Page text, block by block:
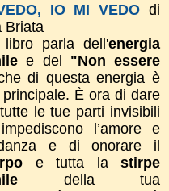
IO MI VEDO di
Briata
libro parla dell'energia
e del "Non essere
di questa energia è
È ora di dare
le tue parti invisibili
l’amore e
e di onorare il
e tutta lastirpe
della tua